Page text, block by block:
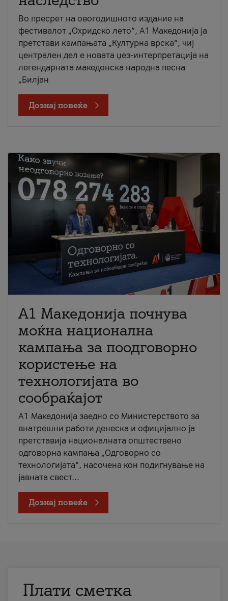
Во пресрет на овогодишното издание на
фестивалот „Охридско лето“, А1 Македонија ја
претстави кампањата „Културна врска“, чиј
централен дел е новата џез-интерпретација на
легендарната македонска народна песна
„Билјан
Дознај повеќе
A1 Македонија почнува
моќна национална
кампања за поодговорно
користење на
технологијата во
сообраќајот
A1 Македонија заедно со Министерството за
внатрешни работи денеска и официјално ја
претставија националната општествено
одговорна кампања „Одговорно со
технологијата“, насочена кон подигнување на
јавната свест...
Дознај повеќе
Плати сметка